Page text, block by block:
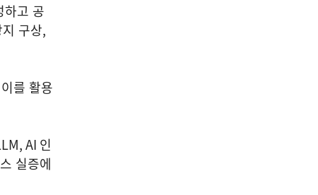
하고 공
구상,
를 활용
AI 인
실증에